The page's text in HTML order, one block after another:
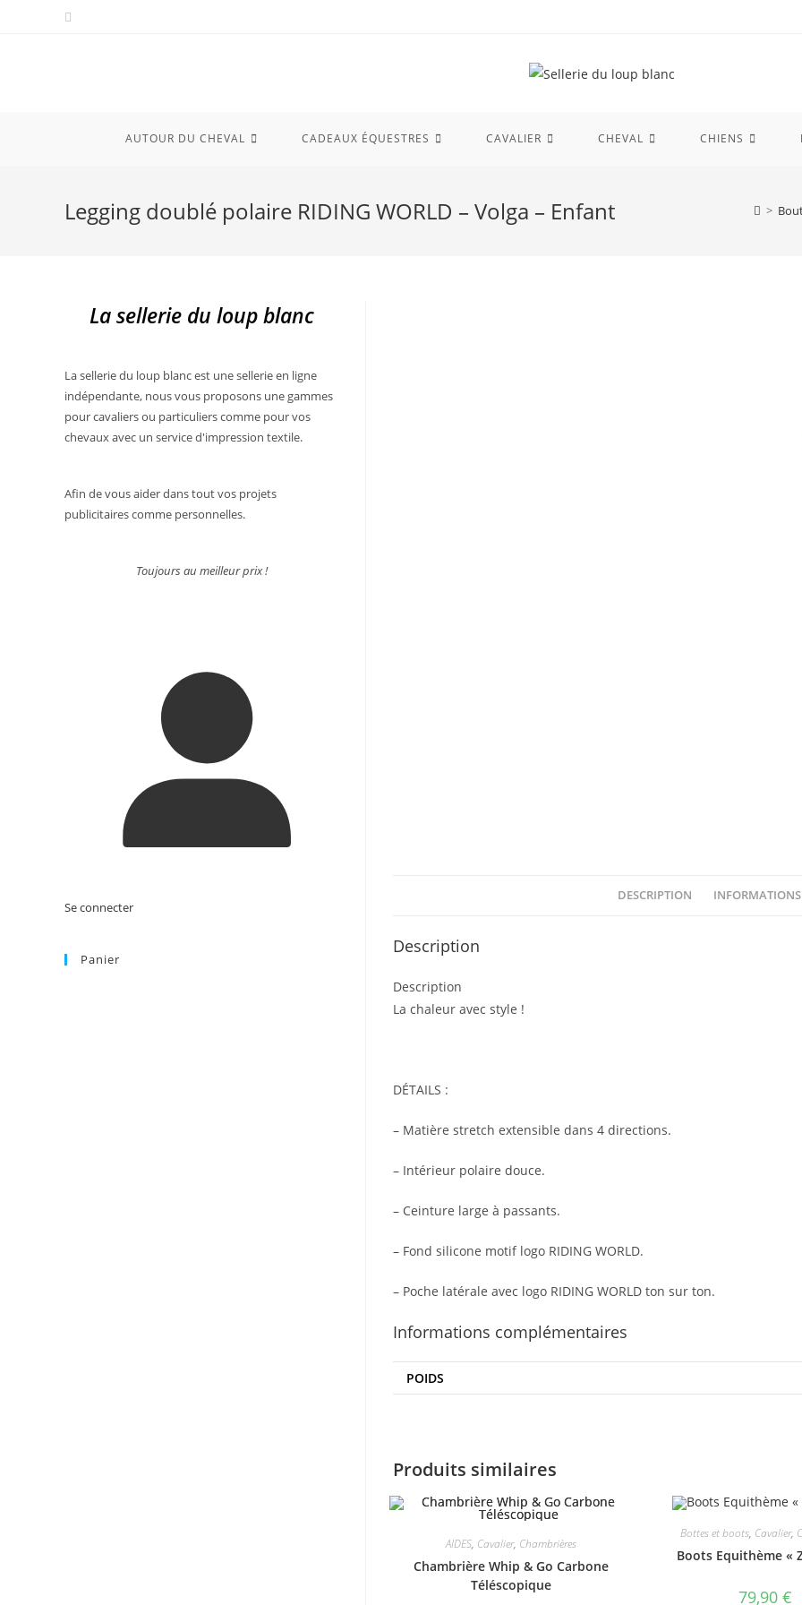
AUTOUR DU CHEVAL CADEAUX ÉQUESTRES CAVALIER CHEVAL CHIENS
Legging doublé polaire RIDING WORLD – Volga – Enfant >
DESCRIPTION
Description
Description
La chaleur avec style !
DÉTAILS :
– Matière stretch extensible dans 4 directions.
– Intérieur polaire douce.
– Ceinture large à passants.
– Fond silicone motif logo RIDING WORLD.
– Poche latérale avec logo RIDING WORLD ton sur ton.
Informations complémentaires
POIDS
Produits similaires
AIDES, Cavalier, Chambrières
Chambrière Whip & Go Carbone
Téléscopique
Bottes et boots, Cavalier,
Boots Equithème «
79,90€
La sellerie du loup blanc
La sellerie du loup blanc est une sellerie en ligne
indépendante, nous vous proposons une gammes
pour cavaliers ou particuliers comme pour vos
chevaux avec un service d'impression textile.
Afin de vous aider dans tout vos projets
publicitaires comme personnelles.
Toujours au meilleur prix !
Se connecter
Panier